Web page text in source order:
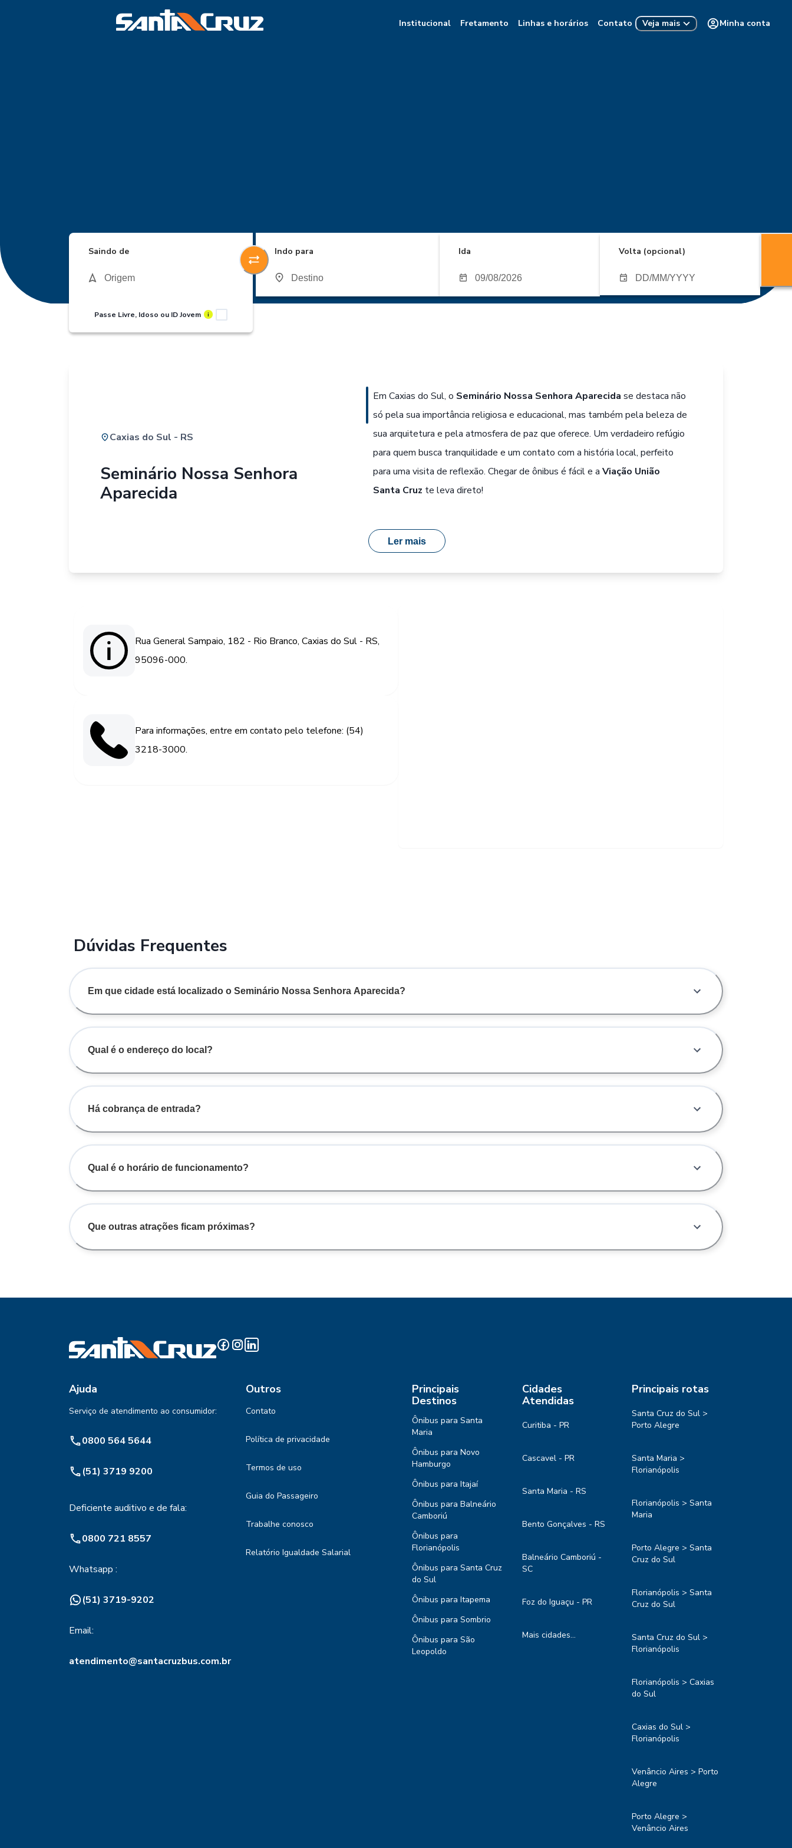
Institucional Fretamento Linhas e horários Contato Veja mais Minha conta
Saindo de
Passe Livre, Idoso ou ID Jovem i
Indo para Ida Volta (opcional)
Caxias do Sul - RS
Seminário Nossa Senhora
Aparecida
Em Caxias do Sul, o Seminário Nossa Senhora Aparecida se destaca não
só pela sua importância religiosa e educacional, mas também pela beleza de
sua arquitetura e pela atmosfera de paz que oferece. Um verdadeiro refúgio
para quem busca tranquilidade e um contato com a história local, perfeito
para uma visita de reflexão. Chegar de ônibus é fácil e a Viação União
Santa Cruz te leva direto!
Ler mais
Rua General Sampaio, 182 - Rio Branco, Caxias do Sul - RS,
95096-000.
Para informações, entre em contato pelo telefone: (54)
3218-3000.
Dúvidas Frequentes
Em que cidade está localizado o Seminário Nossa Senhora Aparecida?
Qual é o endereço do local?
Há cobrança de entrada?
Qual é o horário de funcionamento?
Que outras atrações ficam próximas?
Ajuda
Serviço de atendimento ao consumidor:
0800 564 5644
(51) 3719 9200
Deficiente auditivo e de fala:
0800 721 8557
Whatsapp :
(51) 3719-9202
Email:
atendimento@santacruzbus.com.br
Outros
Contato
Política de privacidade
Termos de uso
Guia do Passageiro
Trabalhe conosco
Relatório Igualdade Salarial
Principais
Destinos
Ônibus para Santa
Maria
Ônibus para Novo
Hamburgo
Ônibus para Itajaí
Ônibus para Balneário
Camboriú
Ônibus para
Florianópolis
Ônibus para Santa Cruz
do Sul
Ônibus para Itapema
Ônibus para Sombrio
Ônibus para São
Leopoldo
Cidades
Atendidas
Curitiba - PR
Cascavel - PR
Santa Maria - RS
Bento Gonçalves - RS
Balneário Camboriú -
SC
Foz do Iguaçu - PR
Mais cidades...
Principais rotas
Santa Cruz do Sul >
Porto Alegre
Santa Maria >
Florianópolis
Florianópolis > Santa
Maria
Porto Alegre > Santa
Cruz do Sul
Florianópolis > Santa
Cruz do Sul
Santa Cruz do Sul >
Florianópolis
Florianópolis > Caxias
do Sul
Caxias do Sul >
Florianópolis
Venâncio Aires > Porto
Alegre
Porto Alegre >
Venâncio Aires